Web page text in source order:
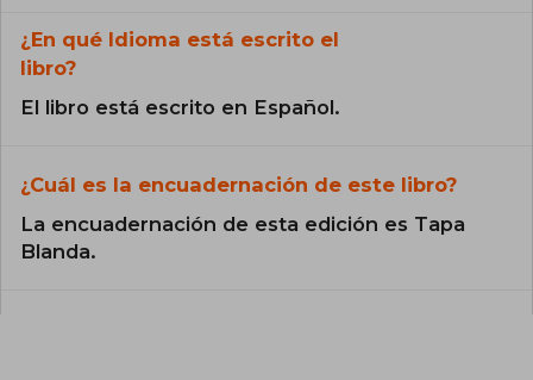
¿En qué Idioma está escrito el
libro?
El libro está escrito en Español.
¿Cuál es la encuadernación de este libro?
La encuadernación de esta edición es Tapa
Blanda.